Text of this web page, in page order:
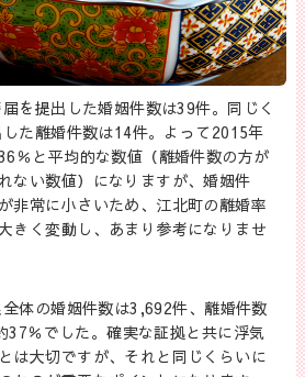
を提出した婚姻件数は39件。同じく
た離婚件数は14件。よって2015年
％と平均的な数値（離婚件数の方が
ない数値）になりますが、婚姻件
非常に小さいため、江北町の離婚率
きく変動し、あまり参考になりませ
体の婚姻件数は3,692件、離婚件数
37％でした。確実な証拠と共に浮気
は大切ですが、それと同じくらいに